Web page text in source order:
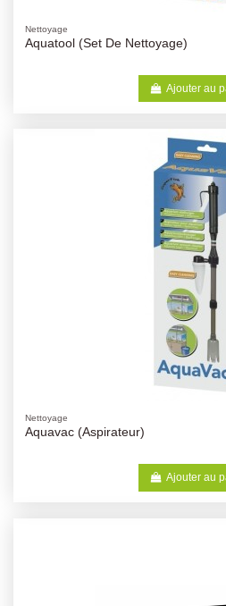
Nettoyage
Aquatool (Set De Nettoyage)
Ajouter au
Nettoyage
Aquavac (Aspirateur)
Ajouter au